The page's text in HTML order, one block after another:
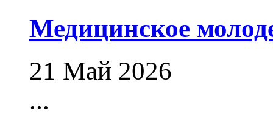
Медицинское
21 Май 2026
...